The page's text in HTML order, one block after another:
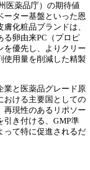
医薬品庁）の期待値
ーター基盤といった恩
化粧品ブランドは、
る卵由来PC（プロピ
を優先し、よりクリー
使用量を削減した精製
業と医薬品グレード原
おける主要国としての
再現性のあるリポソー
引き付ける、GMP準
って特に促進されるだ